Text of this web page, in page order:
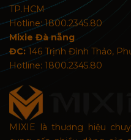
TP.HCM
Hotline: 1800.2345.80
Mixie Đà nẵng
ĐC: 146 Trịnh Đình Thảo,
Hotline: 1800.2345.80
MIXIE là thương hiệu